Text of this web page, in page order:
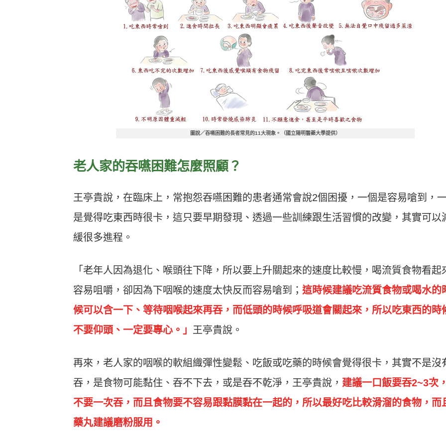
圖說／吞嚥困難的長者常見的11大現象。（國立陽明醫藥大學提供）
老人家的吞嚥困難怎麼照顧？
王亭貴說，在臨床上，常抱怨吞嚥困難的患者通常會說2個困擾，一個是容易嗆到，
是覺得吃東西時很卡，這只要早期發現、透過一些訓練跟生活習慣的改變，其實可以
緩很多進程。
「老年人因為退化、喉頭往下降，所以要上升關起來的速度比較慢，喝流質食物看起
容易咀嚼，卻因為下咽喉的速度太快反而容易嗆到； 這時候建議吃流質食物或喝水的
候可以含一下、等待咽喉起來再吞，而低頭的時候呼吸道會關起來，所以吃東西的時
不要仰頭、一定要專心。」 王亭貴說。
再來，老人家的咽喉的軟組織彈性變鬆、吃飯或吃藥的時候會覺得很卡，其實不是沒
吞，是食物可能黏住、吞不下去，或是吞不乾淨，王亭貴說， 建議一口飯要吞2~3次
不要一次吞，而且食物要不容易跟黏膜黏在一起的，所以最好吃比較滑溜的食物，而
藥丸建議磨粉服用。